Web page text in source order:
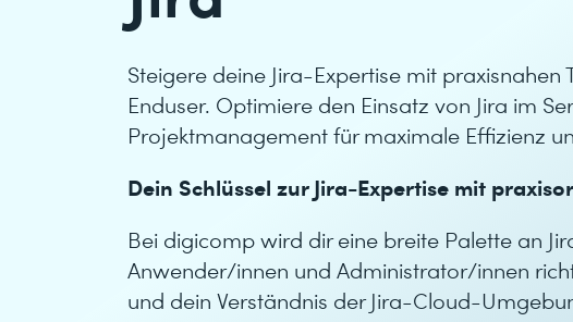
Steigere deine Jira-Expertise mit
Enduser. Optimiere den Einsatz von Jira im
Projektmanagement für maximale Effizienz
Dein Schlüssel zur Jira-Expertise mit
Bei digicomp wird dir eine breite Palette an
Anwender/innen und Administrator/innen
und dein Verständnis der Jira-Cloud-